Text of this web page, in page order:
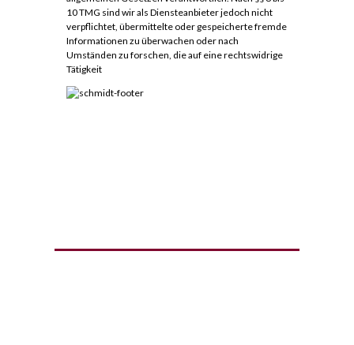
10 TMG sind wir als Diensteanbieter jedoch nicht
verpflichtet, übermittelte oder gespeicherte fremde
Informationen zu überwachen oder nach
Umständen zu forschen, die auf eine rechtswidrige
Tätigkeit